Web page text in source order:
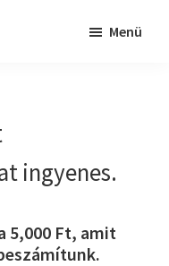
Menü
ingyenes.
5,000 Ft, amit